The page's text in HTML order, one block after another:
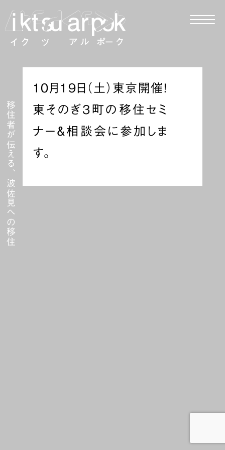
移住者が伝える、波佐見への移住
10月19日（土）東京開催！
東そのぎ3町の移住セミ
ナー&相談会に参加しま
す。